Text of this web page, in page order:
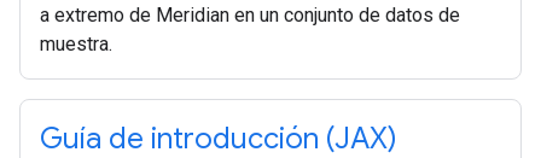
a extremo de Meridian en un conjunto de datos de
muestra.
Guía de introducción (JAX)